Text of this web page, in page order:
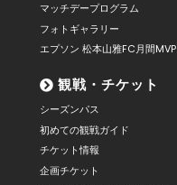
マッチデープログラム
フォトギャラリー
エプソン 松本山雅FC月間MVP
観戦・チケット
シーズンパス
初めての観戦ガイド
チケット情報
企画チケット